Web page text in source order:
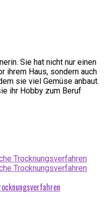
Sie hat nicht nur einen
ihrem Haus, sondern auch
sie viel Gemüse anbaut.
ihr Hobby zum Beruf